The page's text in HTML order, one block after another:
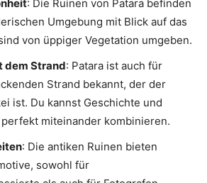
: Die Ruinen von Patara befinden
Umgebung mit Blick auf das
von üppiger Vegetation umgeben.
dem Strand: Patara ist auch für
Strand bekannt, der der
ist. Du kannst Geschichte und
miteinander kombinieren.
: Die antiken Ruinen bieten
sowohl für